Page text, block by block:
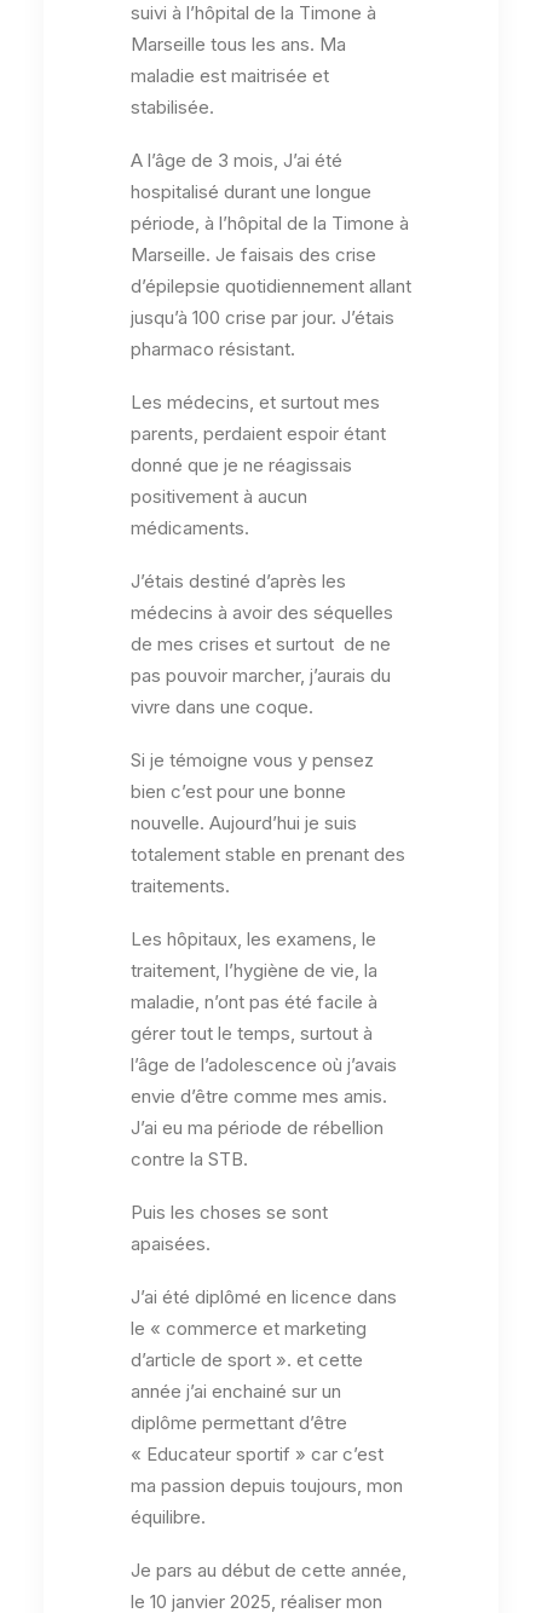
suivi à l’hôpital de la Timone à
Marseille tous les ans. Ma
maladie est maitrisée et
stabilisée.
A l’âge de 3 mois, J’ai été
hospitalisé durant une longue
période, à l’hôpital de la Timone à
Marseille. Je faisais des crise
d’épilepsie quotidiennement allant
jusqu’à 100 crise par jour. J’étais
pharmaco résistant.
Les médecins, et surtout mes
parents, perdaient espoir étant
donné que je ne réagissais
positivement à aucun
médicaments.
J’étais destiné d’après les
médecins à avoir des séquelles
de mes crises et surtout de ne
pas pouvoir marcher, j’aurais du
vivre dans une coque.
Si je témoigne vous y pensez
bien c’est pour une bonne
nouvelle. Aujourd’hui je suis
totalement stable en prenant des
traitements.
Les hôpitaux, les examens, le
traitement, l’hygiène de vie, la
maladie, n’ont pas été facile à
gérer tout le temps, surtout à
l’âge de l’adolescence où j’avais
envie d’être comme mes amis.
J’ai eu ma période de rébellion
contre la STB.
Puis les choses se sont
apaisées.
J’ai été diplômé en licence dans
le « commerce et marketing
d’article de sport ». et cette
année j’ai enchainé sur un
diplôme permettant d’être
« Educateur sportif » car c’est
ma passion depuis toujours, mon
équilibre.
Je pars au début de cette année,
le 10 janvier 2025, réaliser mon